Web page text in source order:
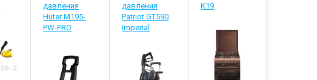
давления
Huter M195-
PW-PRO
давления
Patriot GT590
Imperial
К19